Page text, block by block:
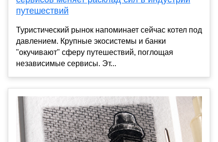
путешествий
Туристический рынок напоминает сейчас котел под
давлением. Крупные экосистемы и банки
"окучивают" сферу путешествий, поглощая
независимые сервисы. Эт...